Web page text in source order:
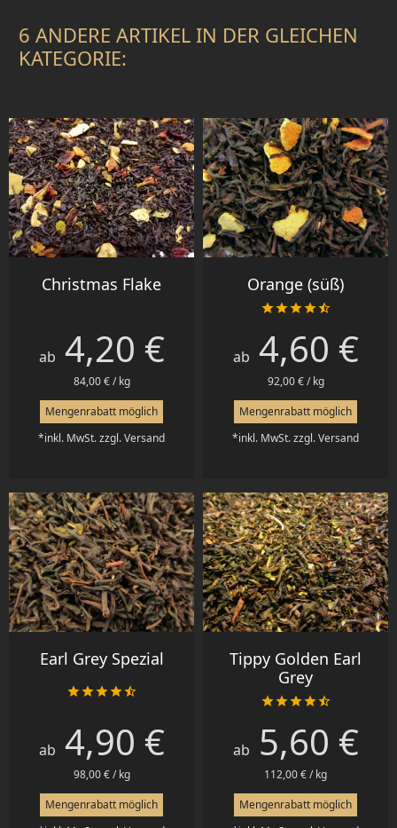
6 ANDERE ARTIKEL IN DER GLEICHEN
KATEGORIE:
Christmas Flake
Preis
ab 4,20 €
84,00 € / kg
Mengenrabatt möglich
*inkl. MwSt. zzgl. Versand
Orange (süß)

Preis
ab 4,60 €
92,00 € / kg
Mengenrabatt möglich
*inkl. MwSt. zzgl. Versand
Earl Grey Spezial

Preis
ab 4,90 €
98,00 € / kg
Mengenrabatt möglich
Tippy Golden Earl
Grey

Preis
ab 5,60 €
112,00 € / kg
Mengenrabatt möglich